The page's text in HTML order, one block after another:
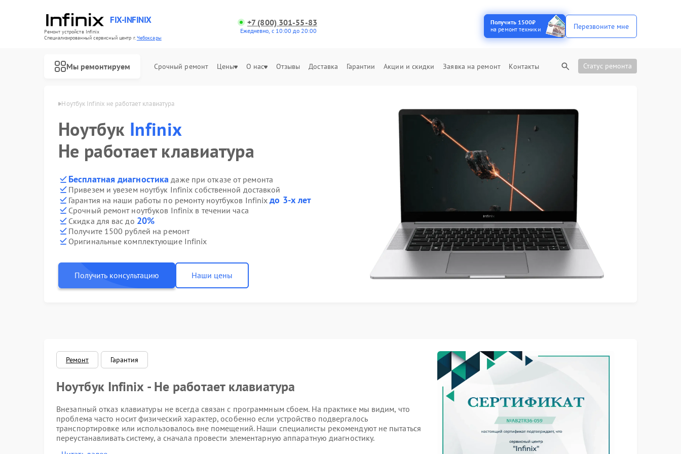
FIX-INFINIX
Ремонт устройств Infinix
Специализированный cервисный центр г.Чебоксары
+7 (800) 301-55-83
Ежедневно, с 10:00 до 20:00
Получить 1500₽
на ремонт техники
Перезвоните мне
Мы ремонтируем Срочный ремонт Цены О нас Отзывы Доставка Гарантии Акции и скидки Заявка на ремонт Контакты Статус ремонта
в Чебоксарах Ноутбук Infinix не работает клавиатура
Ноутбук Infinix
Не работает клавиатура
Бесплатная диагностика даже при отказе от ремонта
Привезем и увезем ноутбук Infinix собственной доставкой
Гарантия на наши работы по ремонту ноутбуков Infinixдо 3-х лет
Срочный ремонт ноутбуков Infinix в течении часа
Скидка для вас до 20%
Получите 1500 рублей на ремонт
Оригинальные комплектующие Infinix
Получить консультацию Наши цены
Ремонт Гарантия
Ноутбук Infinix - Не работает клавиатура
Внезапный отказ клавиатуры не всегда связан с программным сбоем. На практике мы видим, что
проблема часто носит физический характер, особенно если устройство подвергалось
транспортировке или использовалось вне помещений. Наши специалисты рекомендуют не пытаться
переустанавливать систему, а сначала провести элементарную аппаратную диагностику.